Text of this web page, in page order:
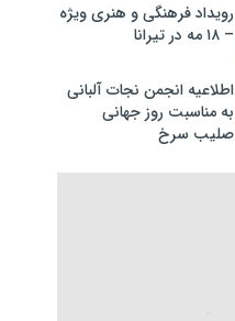
رویداد فرهنگی و هنری ویژه
– ۱۸ مه در تیرانا
اطلاعیه انجمن نجات آلبانی
به مناسبت روز جهانی
صلیب سرخ